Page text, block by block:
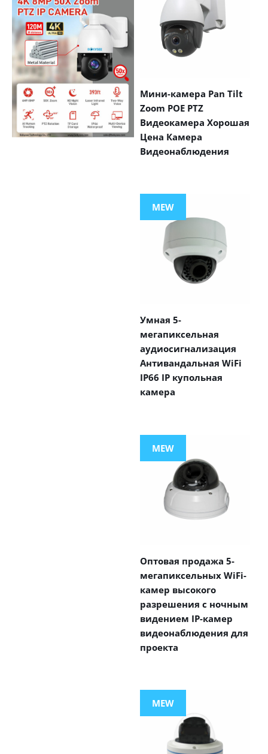
Мини-камера Pan Tilt
Zoom POE PTZ
Видеокамера Хорошая
Цена Камера
Видеонаблюдения
MEW
Умная 5-
мегапиксельная
аудиосигнализация
Антивандальная WiFi
IP66 IP купольная
камера
MEW
Оптовая продажа 5-
мегапиксельных WiFi-
камер высокого
разрешения с ночным
видением IP-камер
видеонаблюдения для
проекта
MEW